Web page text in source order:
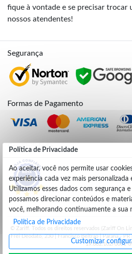
Política de Privacidade
Ao aceitar, você nos permite usar
experiência cada vez mais personalizada
Utilizamos esses dados com segurança
possamos direcionar conteúdos e
você, melhorando continuamente a sua
Política de Privacidade
Customizar
fique à vontade e se precisar trocar
nossos atendentes!
Segurança
Formas de Pagamento
Credibilidade
4.9
© Zariff. Todos os direitos reservados (Zariff On
Frei Deodato, 230 | Francisco Beltrão | Parana -
19.662.102/0001-